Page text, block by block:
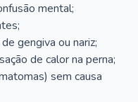
mental;
gengiva ou nariz;
de calor na perna;
sem causa